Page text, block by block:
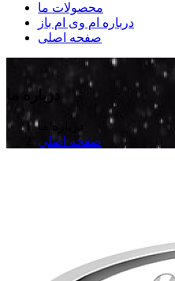
محصولات ما
درباره ام وی ام باز
صفحه اصلی
درباره ما
درباره ما
صفحه اصلی